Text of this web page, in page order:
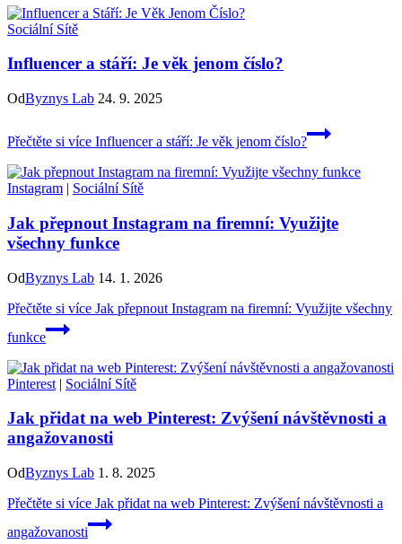
Sociální Sítě
Influencer a stáří: Je věk jenom číslo?
OdByznys Lab 24. 9. 2025
Přečtěte si více Influencer a stáří: Je věk jenom číslo?
Instagram | Sociální Sítě
Jak přepnout Instagram na firemní: Využijte
všechny funkce
OdByznys Lab 14. 1. 2026
Přečtěte si více Jak přepnout Instagram na firemní: Využijte všechny
funkce
Pinterest | Sociální Sítě
Jak přidat na web Pinterest: Zvýšení návštěvnosti a
angažovanosti
OdByznys Lab 1. 8. 2025
Přečtěte si více Jak přidat na web Pinterest: Zvýšení návštěvnosti a
angažovanosti